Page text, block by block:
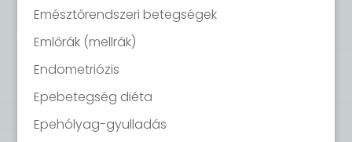
Emésztőrendszeri betegségek
Emlőrák (mellrák)
Endometriózis
Epebetegség diéta
Epehólyag-gyulladás